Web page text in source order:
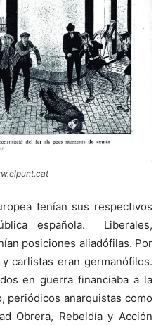
tenían sus respectivos
española. Liberales,
posiciones aliadófilas. Por
carlistas eran germanófilos.
en guerra financiaba a la
periódicos anarquistas como
Obrera, Rebeldía y Acción